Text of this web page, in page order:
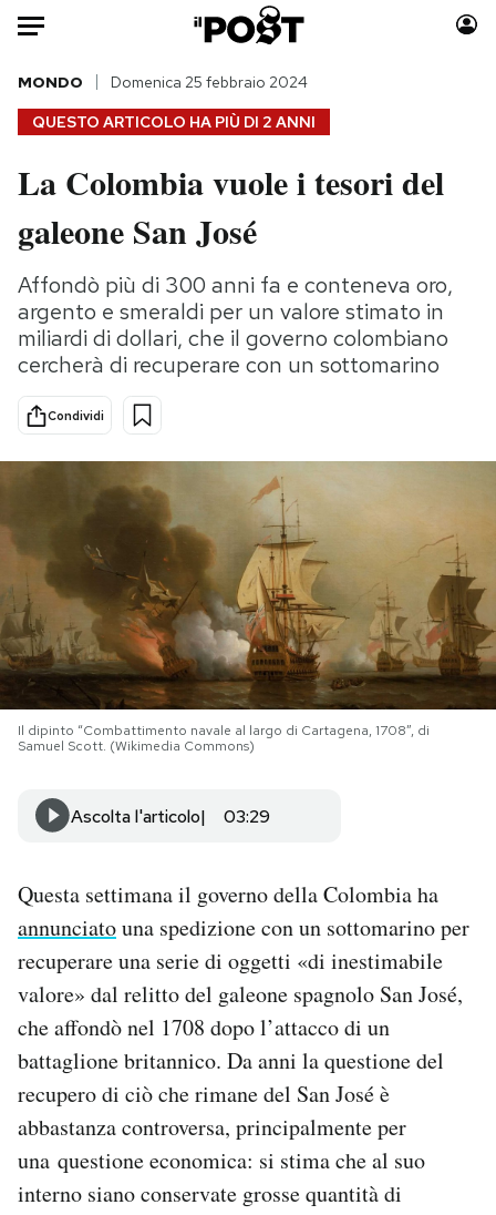
Auto
HOME
Italia
Politica
Tecnologia
Internet
Scienza
Cultura
Economia
Moda
Storie/Idee
Ok Boomer!
Media
Europa
PODCAST
NEWSLETTER
I MIEI PREFERITI
CALENDARIO
AREA PERSONALE
Regala il Post
Hai bisogno di aiuto?
Esci
QUESTO ARTICOLO HA PIÙ DI 2 ANNI
MONDO Domenica 25 febbraio 2024
La Colombia vuole i tesori del
galeone San José
Affondò più di 300 anni fa e conteneva oro,
argento e smeraldi per un valore stimato in
miliardi di dollari, che il governo colombiano
cercherà di recuperare con un sottomarino
Condividi
Il dipinto “Combattimento navale al largo di Cartagena, 1708”, di
Samuel Scott. (Wikimedia Commons)
Ascolta l'articolo 03:29
Questa settimana il governo della Colombia ha
annunciatouna spedizione con un sottomarino per
recuperare una serie di oggetti «di inestimabile
valore» dal relitto del galeone spagnolo San José,
che affondò nel 1708 dopo l’attacco di un
battaglione britannico. Da anni la questione del
recupero di ciò che rimane del San José è
abbastanza controversa, principalmente per
una questione economica: si stima che al suo
interno siano conservate grosse quantità di